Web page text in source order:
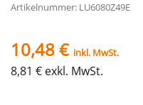
Artikelnummer: LU6080Z49E
10,48 € inkl. MwSt.
8,81 € exkl. MwSt.